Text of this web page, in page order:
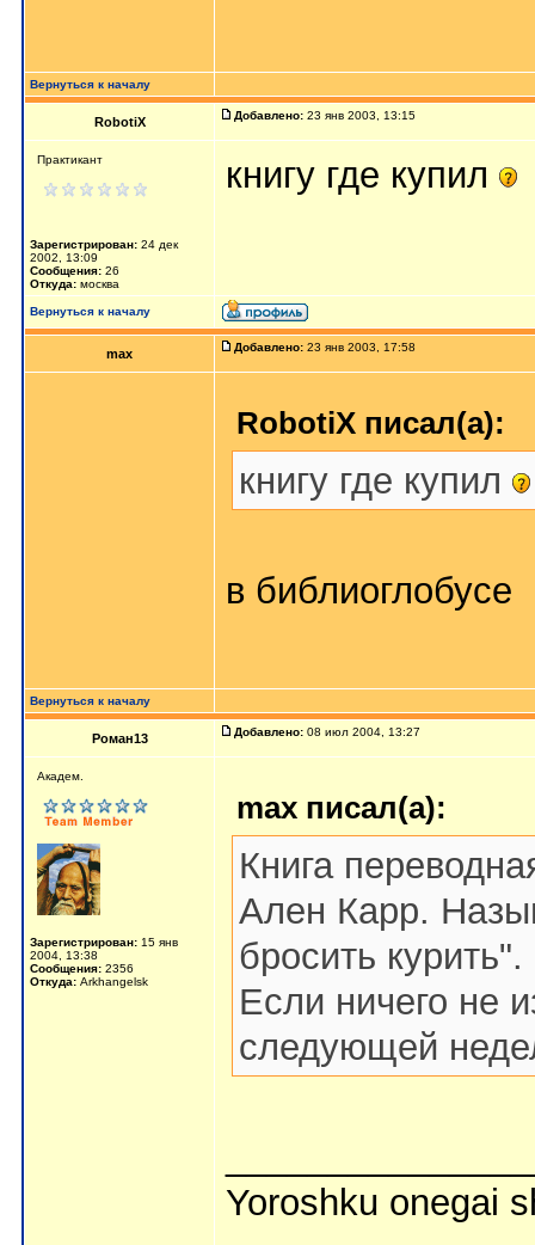
Вернуться к началу
RobotiX Добавлено: 23 янв 2003, 13:15
Практикант
Зарегистрирован: 24 дек
2002, 13:09
Сообщения: 26
Откуда: москва
книгу где купил
Вернуться к началу
max Добавлено: 23 янв 2003, 17:58
RobotiX писал(а):
книгу где купил
в библиоглобусе
Вернуться к началу
Роман13 Добавлено: 08 июл 2004, 13:27
Aкaдeм.
Зарегистрирован: 15 янв
2004, 13:38
Сообщения: 2356
Откуда: Arkhangelsk
max писал(а):
Книга
Ален Карр.
бросить курить".
Если ничего не
следующей
Yoroshku onegai